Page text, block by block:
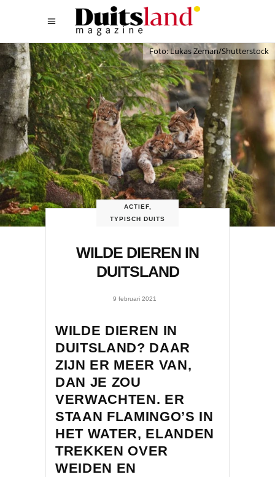
Foto: Lukas Zeman/Shutterstock
ACTIEF,
TYPISCH DUITS
WILDE DIEREN IN
DUITSLAND
9 februari 2021
WILDE DIEREN IN
DUITSLAND? DAAR
ZIJN ER MEER VAN,
DAN JE ZOU
VERWACHTEN. ER
STAAN FLAMINGO’S IN
HET WATER, ELANDEN
TREKKEN OVER
WEIDEN EN